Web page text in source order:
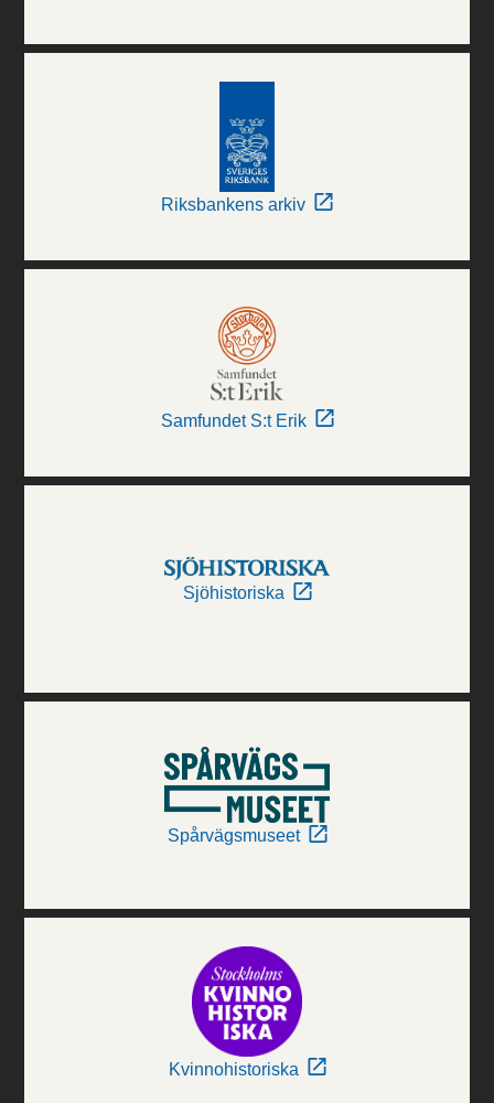
Riksbankens arkiv
Samfundet S:t Erik
Sjöhistoriska
Spårvägsmuseet
Kvinnohistoriska